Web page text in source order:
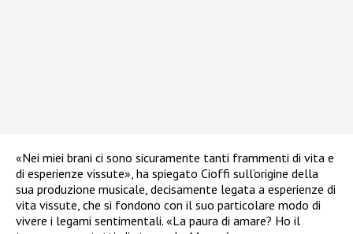
«Nei miei brani ci sono sicuramente tanti frammenti di vita e
di esperienze vissute», ha spiegato Cioffi sull’origine della
sua produzione musicale, decisamente legata a esperienze di
vita vissute, che si fondono con il suo particolare modo di
vivere i legami sentimentali. «La paura di amare? Ho il